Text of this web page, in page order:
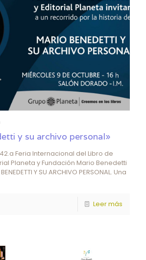
y su archivo personal»
Feria Internacional del Libro de
Planeta y Fundación Mario Benedetti
Y SU ARCHIVO PERSONAL. Una
Leer más